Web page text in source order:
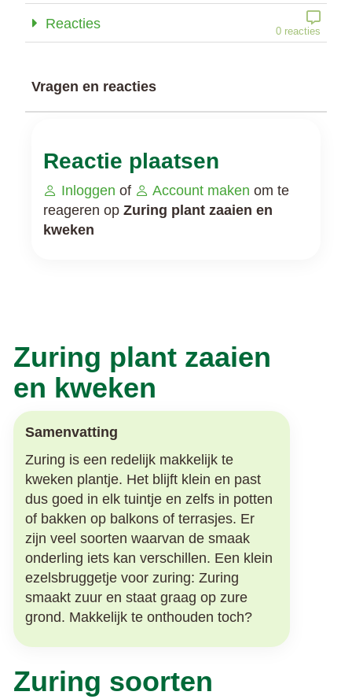
Reacties 0 reacties
Vragen en reacties
Reactie plaatsen
Inloggen of Account maken om te
reageren op Zuring plant zaaien en
kweken
Zuring plant zaaien
en kweken
Samenvatting
Zuring is een redelijk makkelijk te
kweken plantje. Het blijft klein en past
dus goed in elk tuintje en zelfs in potten
of bakken op balkons of terrasjes. Er
zijn veel soorten waarvan de smaak
onderling iets kan verschillen. Een klein
ezelsbruggetje voor zuring: Zuring
smaakt zuur en staat graag op zure
grond. Makkelijk te onthouden toch?
Zuring soorten